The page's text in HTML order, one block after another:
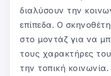
διαλύσουν την
επίπεδα. Ο
στο μοντάζ για να
τους χαρακτήρες
την τοπική